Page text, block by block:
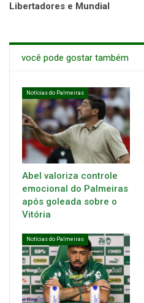
Libertadores e Mundial
você pode gostar também
Notícias do Palmeiras
Abel valoriza controle
emocional do Palmeiras
após goleada sobre o
Vitória
Notícias do Palmeiras